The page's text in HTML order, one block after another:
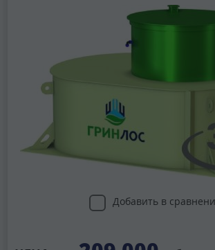
Добавить в